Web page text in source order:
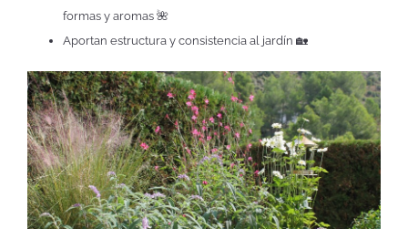
formas y aromas 🌺
Aportan estructura y consistencia al jardín 🏡